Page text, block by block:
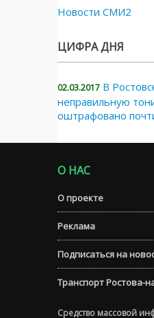
Новости СМИ2
ЦИФРА ДНЯ
02.03.2017 В
неправильную
оштрафовано
О НАС
О проекте
Реклама
Подписаться на
Транспорт Ростова-
Средство массовой